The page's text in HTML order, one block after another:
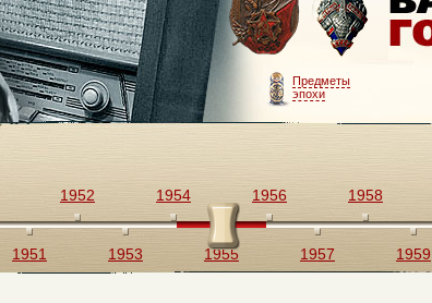
Предметы
эпохи
1951
1952
1953
1954
1955
1956
1957
1958
1959